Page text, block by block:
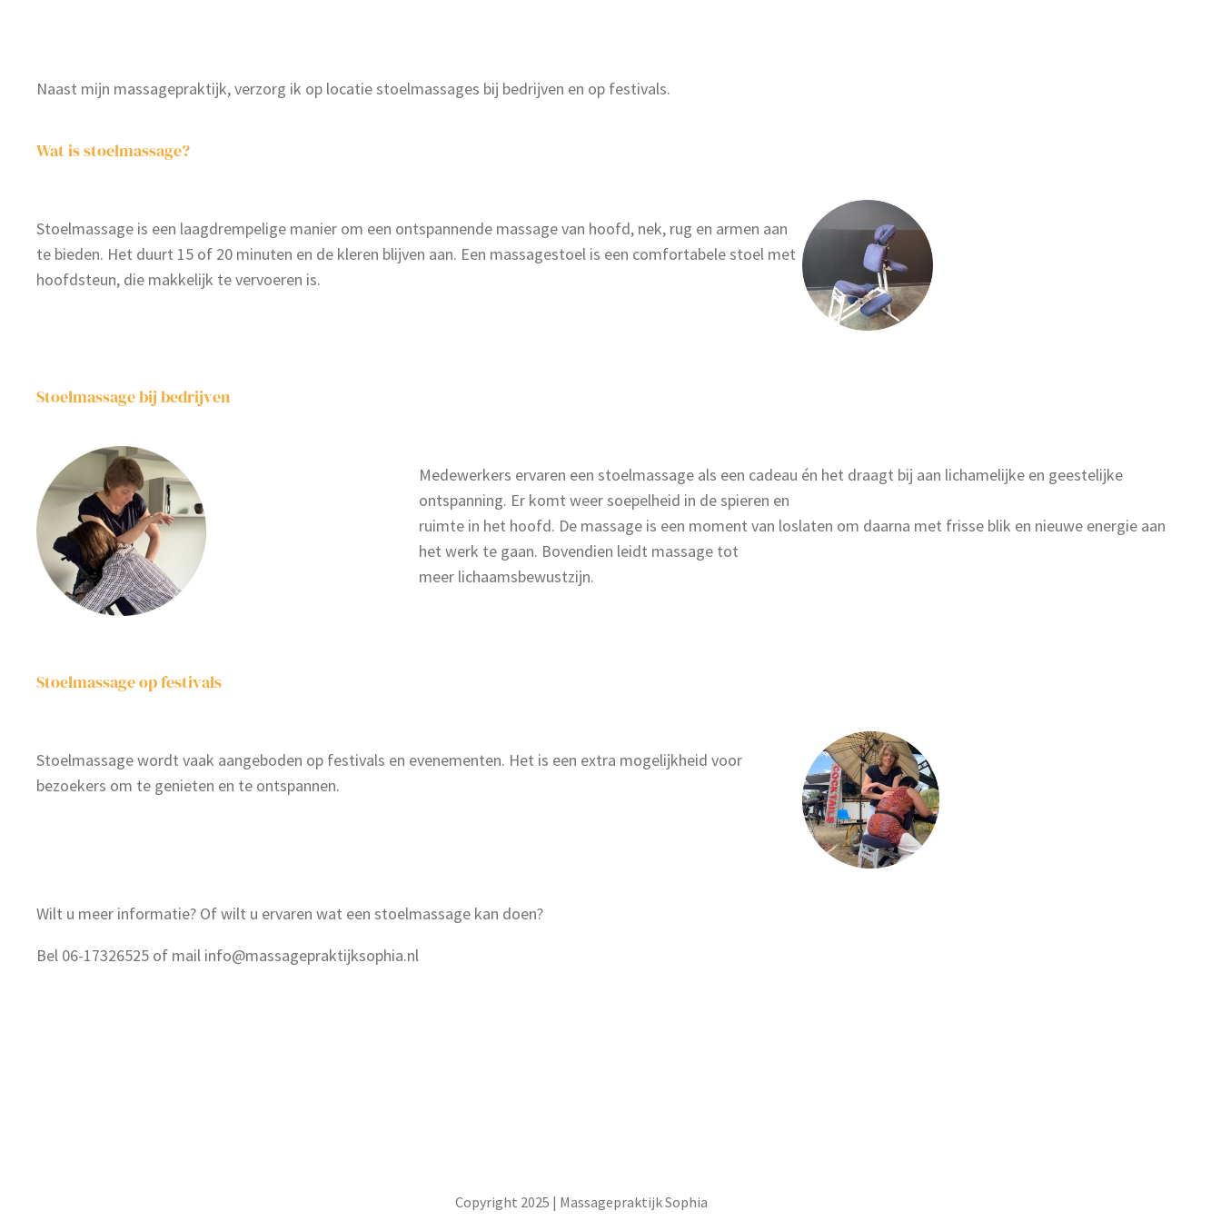
Naast mijn massagepraktijk, verzorg ik op locatie stoelmassages bij bedrijven en op festivals.
Wat is stoelmassage?
Stoelmassage is een laagdrempelige manier om een ontspannende massage van hoofd, nek, rug en armen aan
te bieden. Het duurt 15 of 20 minuten en de kleren blijven aan. Een massagestoel is een comfortabele stoel met
hoofdsteun, die makkelijk te vervoeren is.
Stoelmassage bij bedrijven
Medewerkers ervaren een stoelmassage als een cadeau én het draagt bij aan lichamelijke en geestelijke
ontspanning. Er komt weer soepelheid in de spieren en
ruimte in het hoofd. De massage is een moment van loslaten om daarna met frisse blik en nieuwe energie aan
het werk te gaan. Bovendien leidt massage tot
meer lichaamsbewustzijn.
Stoelmassage op festivals
Stoelmassage wordt vaak aangeboden op festivals en evenementen. Het is een extra mogelijkheid voor
bezoekers om te genieten en te ontspannen.
Wilt u meer informatie? Of wilt u ervaren wat een stoelmassage kan doen?
Bel 06-17326525 of mail info@massagepraktijksophia.nl
Copyright 2025 | Massagepraktijk Sophia